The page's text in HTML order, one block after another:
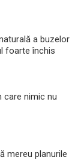
a buzelor
foarte închis
care nimic nu
mereu planurile